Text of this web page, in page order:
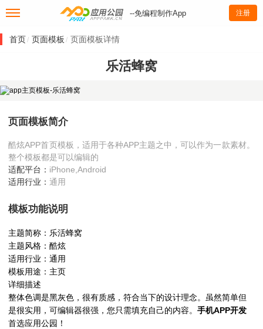
--免编程制作App 注册
首页/ 页面模板 / 页面模板详情
乐活蜂窝
页面模板简介
酷炫APP首页模板，适用于各种APP主题之中，可以作为一款素材。
整个模板都是可以编辑的
适配平台： iPhone,Android
适用行业：通用
模板功能说明
主题简称：乐活蜂窝
主题风格：酷炫
适用行业：通用
模板用途：主页
详细描述
整体色调是黑灰色，很有质感，符合当下的设计理念。虽然简单但
是很实用，可编辑器很强，您只需填充自己的内容。手机APP开发
首选应用公园！